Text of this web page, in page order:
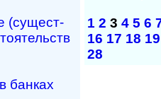
(сущест­
банках
1 2 3 4 5 6
16 17 18 19
28